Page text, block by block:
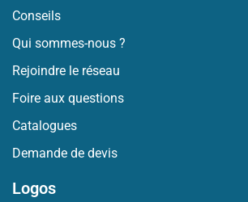
Conseils
Qui sommes-nous ?
Rejoindre le réseau
Foire aux questions
Catalogues
Demande de devis
Logos